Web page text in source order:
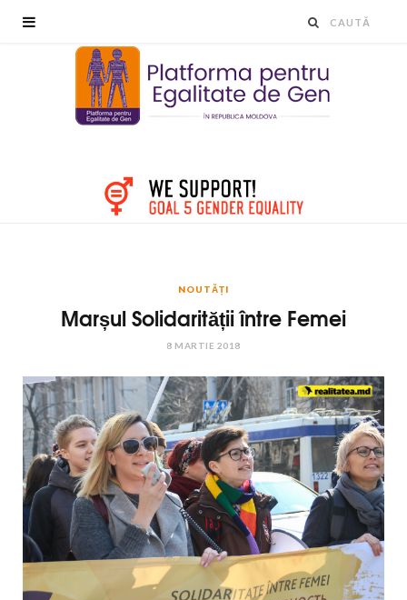
NOUTĂȚI
Marșul Solidarității între Femei
8 MARTIE 2018